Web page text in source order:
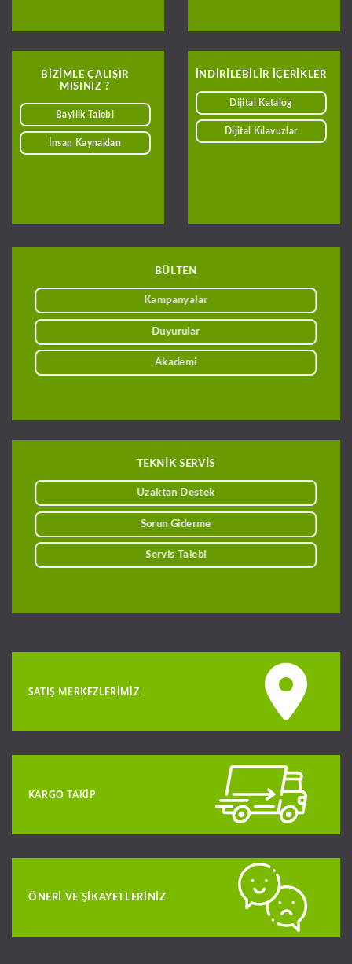
BIZIMLE ÇALIŞIR
MISINIZ ?
Bayilik Talebi
İnsan Kaynakları
INDIRILEBILIR IÇERIKLER
Dijital Katalog
Dijital Kılavuzlar
BÜLTEN
Kampanyalar
Duyurular
Akademi
TEKNİK SERVİS
Uzaktan Destek
Sorun Giderme
Servis Talebi
SATIŞ MERKEZLERIMIZ
KARGO TAKIP
ÖNERI VE ŞIKAYETLERINIZ